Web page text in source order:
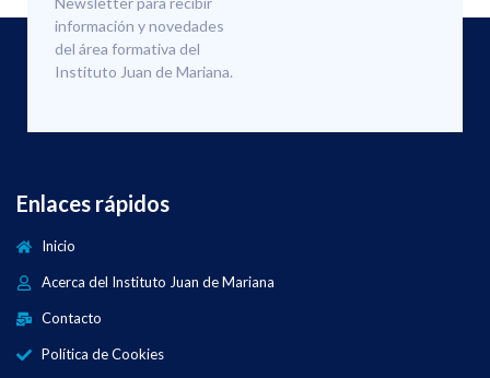
información y novedades
del área formativa del
Instituto Juan de Mariana.
Enlaces rápidos
Inicio
Acerca del Instituto Juan de Mariana
Contacto
Política de Cookies